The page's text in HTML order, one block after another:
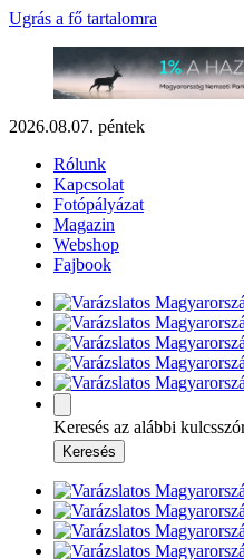
Ugrás a fő tartalomra
2026.08.07. péntek
Rólunk
Kapcsolat
Fotópályázat
Magazin
Webshop
Fajbook
Keresés az alábbi